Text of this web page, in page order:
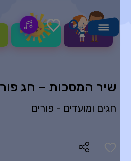
שיר המסכות – חג פורים
חגים ומועדים - פורים